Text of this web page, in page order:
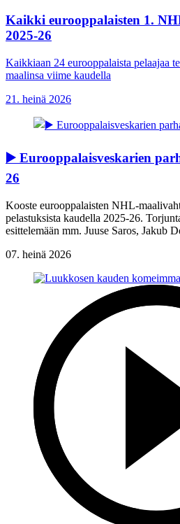
Kaikki eurooppalaisten 1.
2025-26
Kaikkiaan 24 eurooppalaista pelaajaa
maalinsa viime kaudella
21. heinä 2026
▶️ Eurooppalaisveskarien
26
Kooste eurooppalaisten NHL-
pelastuksista kaudella 2025-26.
esittelemään mm. Juuse Saros, Jakub
07. heinä 2026